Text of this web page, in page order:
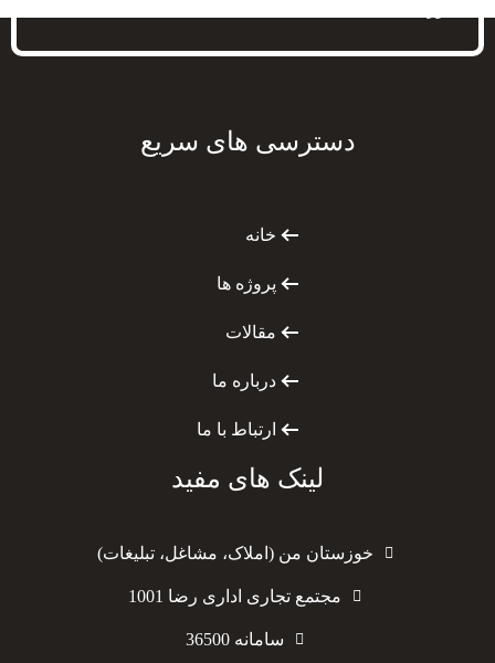
دسترسی های سریع
خانه
پروژه ها
مقالات
درباره ما
ارتباط با ما
لینک های مفید
خوزستان من (املاک، مشاغل، تبلیغات)
مجتمع تجاری اداری رضا 1001
سامانه 36500